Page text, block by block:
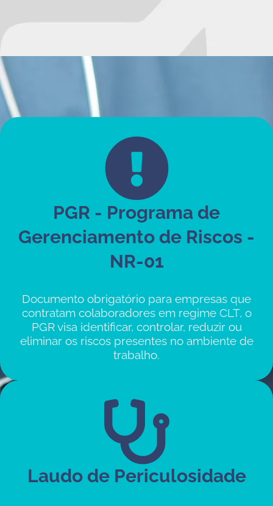
PGR - Programa de
Gerenciamento de Riscos -
NR-01
Documento obrigatório para empresas que
contratam colaboradores em regime CLT, o
PGR visa identificar, controlar, reduzir ou
eliminar os riscos presentes no ambiente de
trabalho.
Laudo de Periculosidade